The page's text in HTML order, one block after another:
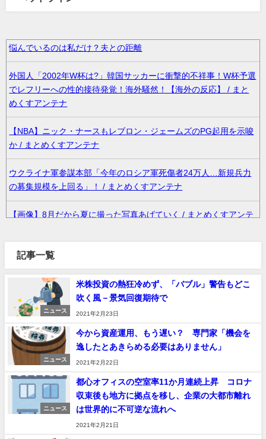
悩んでいるのは私だけ？夫との距離
外国人「2002年W杯は?」韓国サッカーに衝撃的不祥事！W杯予選
でレフリーへの性的接待発覚！海外騒然！【海外の反応】 / まと
めくすアンテナ
【NBA】ニック・ナースもレブロン・ジェームズのPG起用を示唆
か / まとめくすアンテナ
ウクライナ軍参謀本部「今年のロシア軍死傷者24万人…新規兵力
の募集規模を上回る」！ / まとめくすアンテナ
【画像】8月だから夏に撮った写真あげていく / まとめくすアンテ
無神経な人あるある / まとめくすアンテナ
36歳の彼女と結婚したいのに、家族が猛反対。家族から信じられ
ない言葉が飛び出した… 他 / 2chnaviヘッドライン
クーラーボックス積んで出発→途中で買い足し…50代公務員の“ド
ライブ”が地獄すぎた 他 / 2chnaviヘッドライン
【画像】長濱ねる(27歳)の乳がヤバイと話題にｗｗｗｗ1700万バ
ズｗｗｗｗｗｗｗｗｗｗ 他 / 2chnaviヘッドライン
【画像】人気Vチューバーさん、とんでもない姿を披露ｗｗｗｗｗ
ｗｗｗｗｗ 他 / 2chnaviヘッドライン
記事一覧
ニュース
米株投資の熱狂冷めず、「バブル」警告もどこ
吹く風－景気回復期待で
2021年2月23日
ニュース
今から資産運用、もう遅い？ 専門家「機会を
逸したとあきらめる必要はありません」
2021年2月22日
ニュース
都心オフィスの空室率11か月連続上昇 コロナ
収束後も地方に拠点を移し、企業の大都市離れ
は世界的に不可逆な流れへ
2021年2月21日